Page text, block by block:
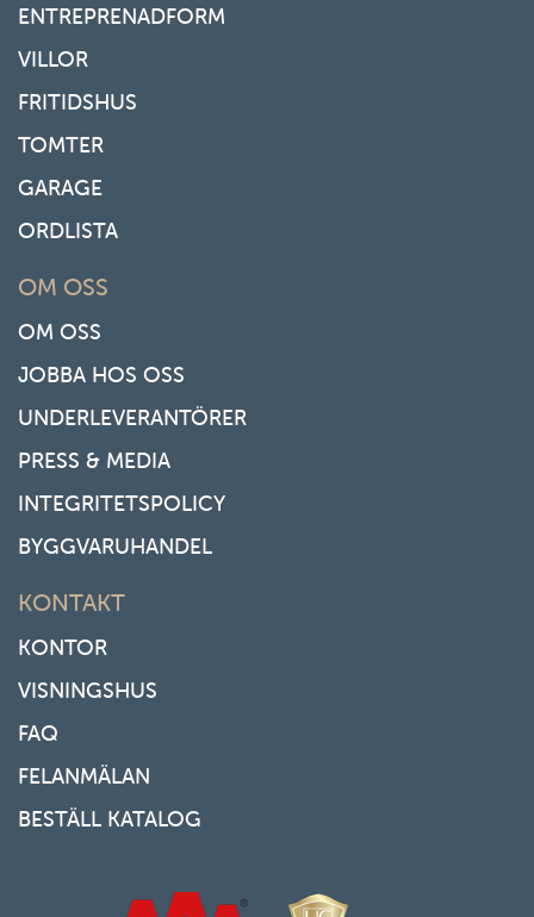
ENTREPRENADFORM
VILLOR
FRITIDSHUS
TOMTER
GARAGE
ORDLISTA
OM OSS
OM OSS
JOBBA HOS OSS
UNDERLEVERANTÖRER
PRESS & MEDIA
INTEGRITETSPOLICY
BYGGVARUHANDEL
KONTAKT
KONTOR
VISNINGSHUS
FAQ
FELANMÄLAN
BESTÄLL KATALOG